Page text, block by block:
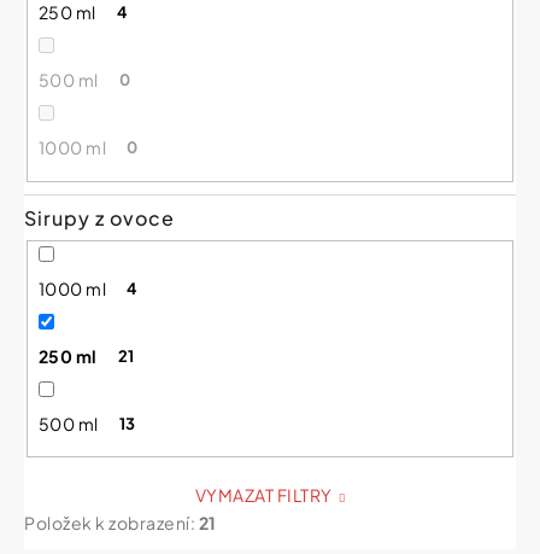
250 ml 4
500 ml 0
1000 ml 0
Sirupy z ovoce
1000 ml 4
250 ml 21
500 ml 13
VYMAZAT FILTRY
Položek k zobrazení: 21